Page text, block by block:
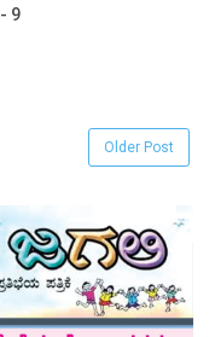
9
Older Post